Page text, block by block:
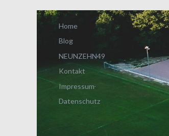
Home
Blog
NEUNZEHN49
Kontakt
Impressum
Datenschutz